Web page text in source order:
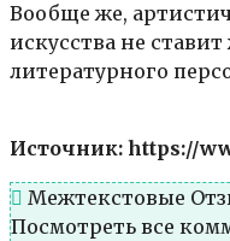
Вообще же,
искусства не
литературного
Источник: https://
Межтекстовые
Посмотреть все